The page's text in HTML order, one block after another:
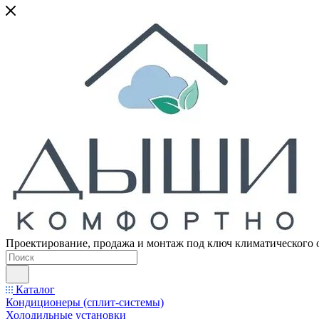
Проектирование, продажа и монтаж под ключ климатического
Каталог
Кондиционеры (сплит-системы)
Холодильные установки